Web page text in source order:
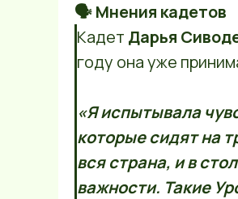
🗣️ Мнения кадетов
Кадет Дарья
году она уже
«Я испытывала
которые сидят на
вся страна, и в
важности. Такие